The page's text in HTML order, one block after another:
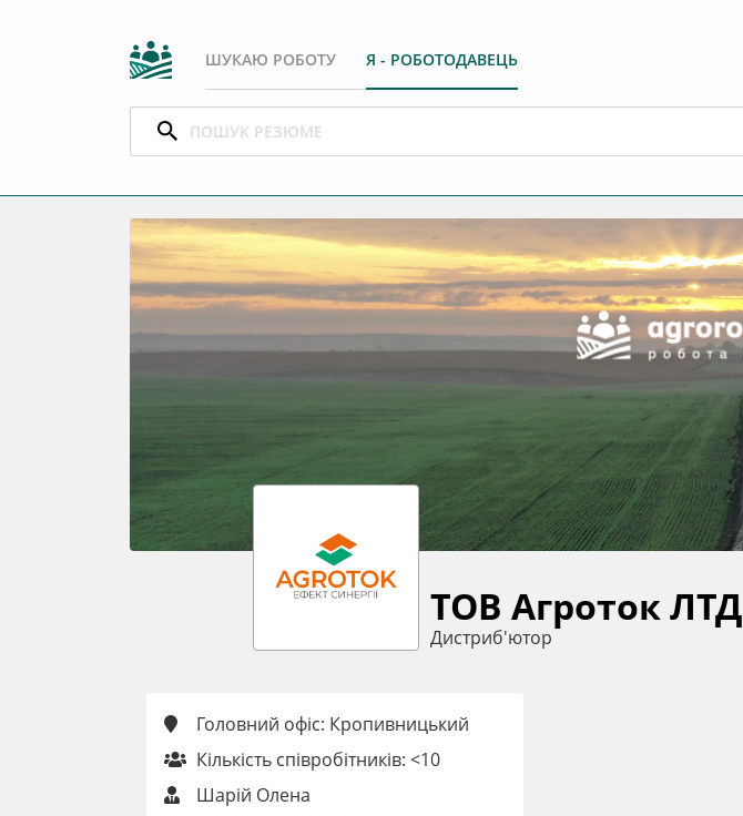
ШУКАЮ РОБОТУ Я - РОБОТОДАВЕЦЬ
ТОВ Агроток ЛТД
Дистриб'ютор
Головний офіс: Кропивницький
Кількість співробітників: <10
Шарій Олена